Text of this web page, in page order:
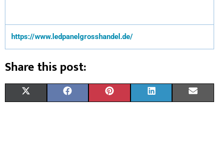
https://www.ledpanelgrosshandel.de/
Share this post: